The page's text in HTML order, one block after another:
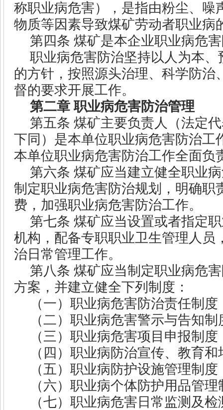
称职业病危害），是指由粉尘、噪
物质等因素导致煤矿劳动者职业病
第四条 煤矿是本企业职业病危
职业病危害防治坚持以人为本
的方针，按照源头治理、科学防治
督的要求开展工作。
第二章 职业病危害防治管理
第五条 煤矿主要负责人（法定
下同）是本单位职业病危害防治工
本单位职业病危害防治工作全面负
第六条 煤矿应当建立健全职业
制定职业病危害防治规划，明确职
费，加强职业病危害防治工作。
第七条 煤矿应当设置或者指定
机构，配备专职职业卫生管理人员
治日常管理工作。
第八条 煤矿应当制定职业病危
方案，并建立健全下列制度：
（一）职业病危害防治责任制度
（二）职业病危害警示与告知制
（三）职业病危害项目申报制度
（四）职业病防治宣传、教育
（五）职业病防护设施管理制度
（六）职业病个体防护用品管理
（七）职业病危害日常监测及